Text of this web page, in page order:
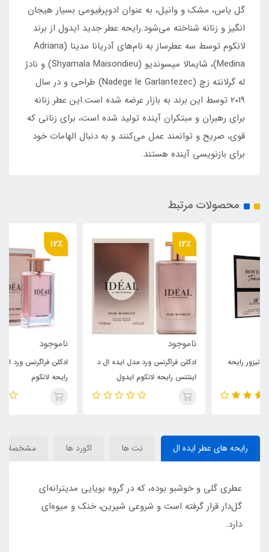
گل یاس، مشک و وانیل، به عنوان ادوپرفیومی بسیار هیجان
انگیز و زنانه شناخته می‌شود.رایحه عطر جدید ایدول از برند
لانکوم توسط سه عطرساز به نام‌های آدریانا مدینا (Adriana
Medina)، شایمالا میسوندیو (Shyamala Maisondieu) و نادژ
له گرلانته زچ (Nadege le Garlantezec) طراحی و در سال
2019 توسط این برند به بازار عرضه شده است.این عطر زنانه
برای رهبران و مبتکران آینده تولید شده است، برای زنانی که
قوی، صریح و توانمند عمل می‌کنند و به دنبال الهامات خود
برای بازنویسی آینده هستند.
محصولات مرتبط
ادکلن فراگرنس ورد مدل ایده ال د
اینتنس رایحه لانکوم ایدول
12٪
ادکلن فراگرنس ورد ایده آل د پرفوم
رایحه لانکوم
آیدول(IDEAL)Lancome Idole
رایحه های عطر ایده ال نت ها اکورد ها مشخصات
عطری گلی و خوشبو بوده، که در گروه بویایی مدیترانه‌ای
گل‌دار قرار گرفته است و شروعی شیرین، خنک و میوه‌ای
دارد.